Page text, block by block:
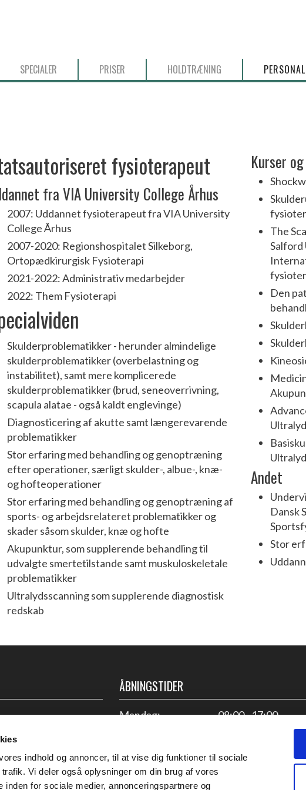
indhold og annoncer, til at vise dig funktioner til sociale
Vi deler også oplysninger om din brug af vores
inden for sociale medier, annonceringspartnere og
SPECIALER PRISER HOLDTRÆNING
fysioterapeut
fra VIA University College Århus
2007: Uddannet fysioterapeut fra VIA University
College Århus
2007-2020: Regionshospitalet Silkeborg,
Ortopædkirurgisk Fysioterapi
2021-2022: Administrativ medarbejder
2022: Them Fysioterapi
Skulderproblematikker - herunder almindelige
skulderproblematikker (overbelastning og
instabilitet), samt mere komplicerede
skulderproblematikker (brud, seneoverrivning,
scapula alatae - også kaldt englevinge)
Diagnosticering af akutte samt længerevarende
problematikker
Stor erfaring med behandling og genoptræning
efter operationer, særligt skulder-, albue-, knæ-
og hofteoperationer
Stor erfaring med behandling og genoptræning af
sports- og arbejdsrelateret problematikker og
skader såsom skulder, knæ og hofte
Akupunktur, som supplerende behandling til
udvalgte smertetilstande samt muskuloskeletale
problematikker
Ultralydsscanning som supplerende diagnostisk
redskab
​Kurser
The
Salford
Den
​Andet
Dansk
Stor
ÅBNINGSTIDER
Mandag:​
08:00 - 17:00​
​Torsdag:​
​Fredag:​